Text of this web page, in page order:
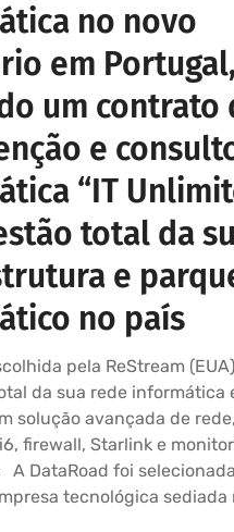
no novo
em
um contrato
e
“IT
total da
e
no país
pela ReStream
da sua rede informática
solução avançada de rede,
firewall, Starlink e
DataRoad foi
tecnológica sediada